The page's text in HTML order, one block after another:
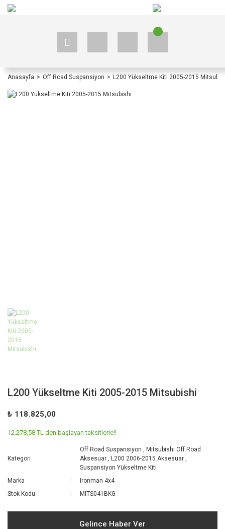
Anasayfa Off Road Suspansiyon L200 Yükseltme Kiti 2005-2015
L200 Yükseltme Kiti 2005-2015 Mitsubishi
₺ 118.825,00
12.278,58 TL den başlayan taksitlerle!!
Kategori
Off Road Suspansiyon ,Mitsubishi Off Road
Aksesuar
,L200 2006-2015 Aksesuar
Suspansiyon Yükseltme Kiti
Marka
Ironman 4x4
Stok Kodu
MITS041BKG
Gelince Haber Ver